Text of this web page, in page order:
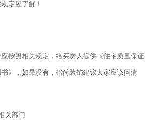
定应了解！
按照相关规定，给买房人提供《住宅质量保证
》，如果没有，楷尚装饰建议大家应该问清
关部门